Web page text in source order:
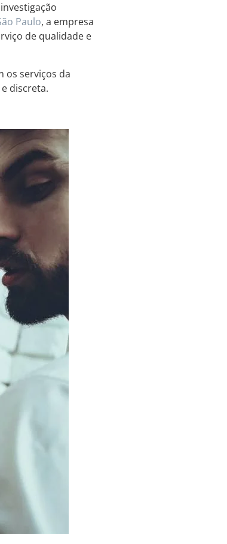
Paulo, a empresa
de qualidade e
os serviços da
discreta.